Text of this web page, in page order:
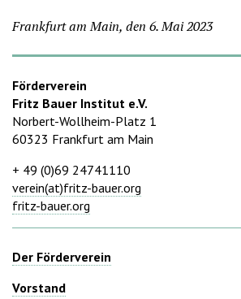
Frankfurt am Main, den 6. Mai 2023
Förderverein
Fritz Bauer Institut e.V.
Norbert-Wollheim-Platz 1
60323 Frankfurt am Main
+ 49 (0)69 24741110
verein(at)fritz-bauer.org
fritz-bauer.org
Der Förderverein
Vorstand